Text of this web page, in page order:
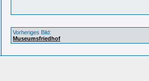
Vorheriges Bild:
Museumsfriedhof